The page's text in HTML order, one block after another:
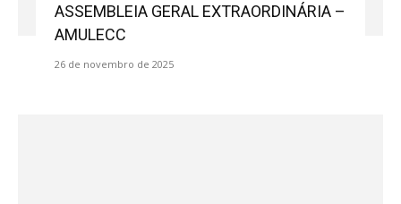
ASSEMBLEIA GERAL EXTRAORDINÁRIA –
AMULECC
26 de novembro de 2025